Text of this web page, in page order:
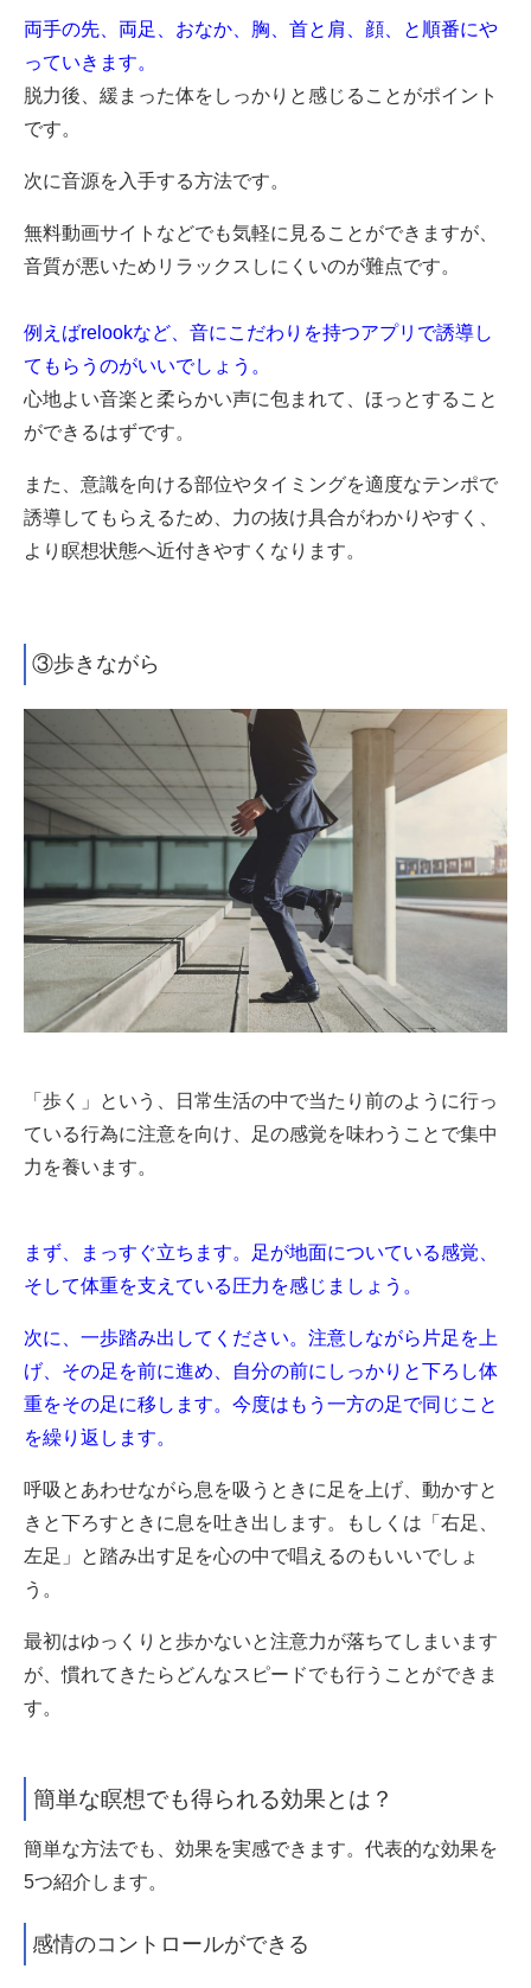
両手の先、両足、おなか、胸、首と肩、顔、と順番にや
っていきます。
脱力後、緩まった体をしっかりと感じることがポイント
です。
次に音源を入手する方法です。
無料動画サイトなどでも気軽に見ることができますが、
音質が悪いためリラックスしにくいのが難点です。
例えばrelookなど、音にこだわりを持つアプリで誘導し
てもらうのがいいでしょう。
心地よい音楽と柔らかい声に包まれて、ほっとすること
ができるはずです。
また、意識を向ける部位やタイミングを適度なテンポで
誘導してもらえるため、力の抜け具合がわかりやすく、
より瞑想状態へ近付きやすくなります。
③歩きながら
「歩く」という、日常生活の中で当たり前のように行っ
ている行為に注意を向け、足の感覚を味わうことで集中
力を養います。
まず、まっすぐ立ちます。足が地面についている感覚、
そして体重を支えている圧力を感じましょう。
次に、一歩踏み出してください。注意しながら片足を上
げ、その足を前に進め、自分の前にしっかりと下ろし体
重をその足に移します。今度はもう一方の足で同じこと
を繰り返します。
呼吸とあわせながら息を吸うときに足を上げ、動かすと
きと下ろすときに息を吐き出します。もしくは 「右足、
左足」と踏み出す足を心の中で唱えるのもいいでしょ
う。
最初はゆっくりと歩かないと注意力が落ちてしまいます
が、慣れてきたらどんなスピードでも行うことができま
す。
簡単な瞑想でも得られる効果とは？
簡単な方法でも、効果を実感できます。代表的な効果を
5つ紹介します。
感情のコントロールができる